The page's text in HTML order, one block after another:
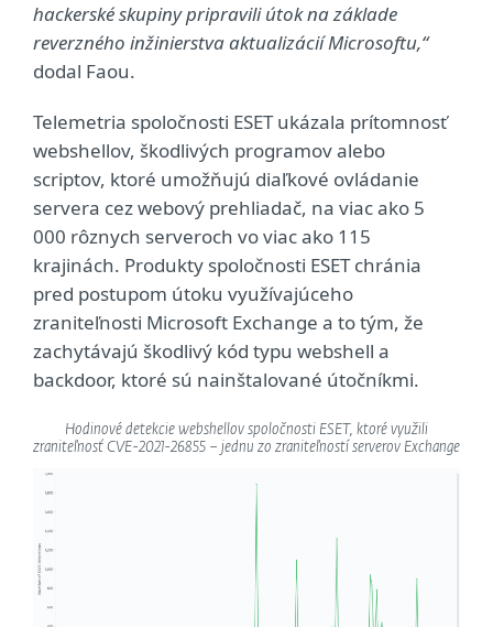
hackerské skupiny pripravili útok na základe
reverzného inžinierstva aktualizácií Microsoftu,“
dodal Faou.
Telemetria spoločnosti ESET ukázala prítomnosť
webshellov, škodlivých programov alebo
scriptov, ktoré umožňujú diaľkové ovládanie
servera cez webový prehliadač, na viac ako 5
000 rôznych serveroch vo viac ako 115
krajinách. Produkty spoločnosti ESET chránia
pred postupom útoku využívajúceho
zraniteľnosti Microsoft Exchange a to tým, že
zachytávajú škodlivý kód typu webshell a
backdoor, ktoré sú nainštalované útočníkmi.
Hodinové detekcie webshellov spoločnosti ESET, ktoré využili
zraniteľnosť CVE-2021-26855 – jednu zo zraniteľností serverov Exchange